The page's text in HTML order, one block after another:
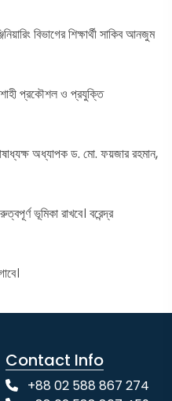
বিভাগের শিক্ষার্থী সাকিব আনজুম
প্রকৌশল ও প্রযুক্তি
অধ্যাপক ড. মো. ফয়জার রহমান,
ভূমিকা রাখবে। বরেন্দ্র
Contact Info
+88 02 588 867 274